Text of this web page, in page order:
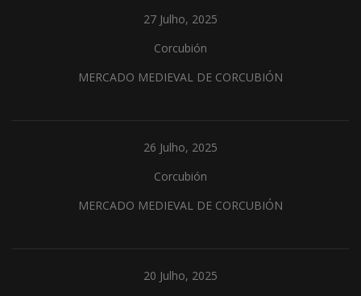
27 Julho, 2025
Corcubión
MERCADO MEDIEVAL DE CORCUBIÓN
26 Julho, 2025
Corcubión
MERCADO MEDIEVAL DE CORCUBIÓN
20 Julho, 2025